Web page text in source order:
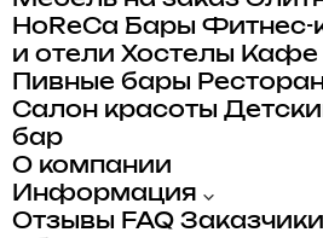
HoReCa Бары Фитнес-
и отели Хостелы Кафе
Пивные бары
Салон красоты
бар
О компании
Информация
Отзывы FAQ Заказчики